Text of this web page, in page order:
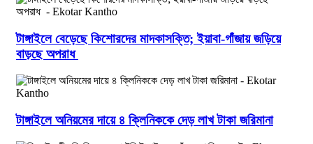
টাঙ্গাইলে বেড়েছে কিশোরদের মাদকাসক্তি; ইয়াবা-গাঁজায় জড়িয়ে
বাড়ছে অপরাধ
টাঙ্গাইলে অনিয়মের দায়ে ৪ ক্লিনিককে দেড় লাখ টাকা জরিমানা